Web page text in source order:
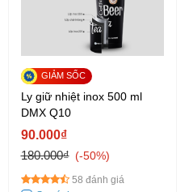
Ly giữ nhiệt inox 500 ml
DMX Q10
90.000₫
180.000₫
-50%
58 đánh giá